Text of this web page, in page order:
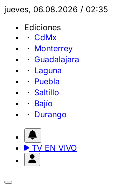
jueves, 06.08.2026 / 02:35
Ediciones
CdMx
Monterrey
Guadalajara
Laguna
Puebla
Saltillo
Bajío
Durango
TV EN VIVO